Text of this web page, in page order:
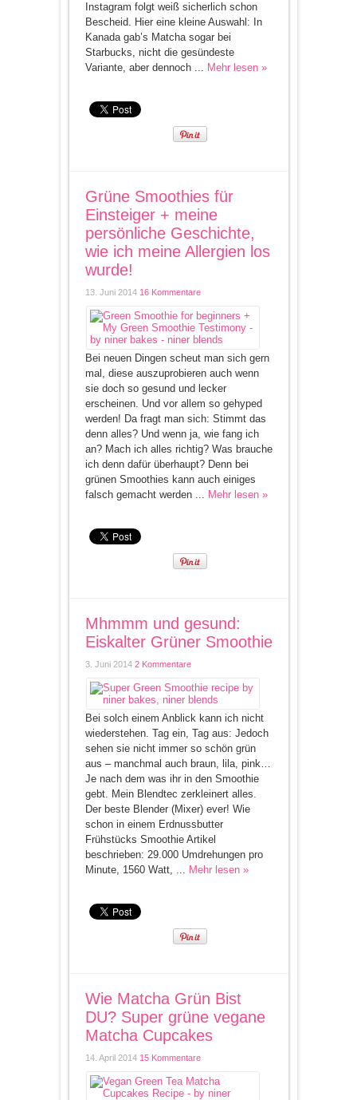
Instagram folgt weiß sicherlich schon
Bescheid. Hier eine kleine Auswahl: In
Kanada gab’s Matcha sogar bei
Starbucks, nicht die gesündeste
Variante, aber dennoch ... Mehr lesen »
Grüne Smoothies für
Einsteiger + meine
persönliche Geschichte,
wie ich meine Allergien los
wurde!
13. Juni 2014 16 Kommentare
Bei neuen Dingen scheut man sich gern
mal, diese auszuprobieren auch wenn
sie doch so gesund und lecker
erscheinen. Und vor allem so gehyped
werden! Da fragt man sich: Stimmt das
denn alles? Und wenn ja, wie fang ich
an? Mach ich alles richtig? Was brauche
ich denn dafür überhaupt? Denn bei
grünen Smoothies kann auch einiges
falsch gemacht werden ... Mehr lesen »
Mhmmm und gesund:
Eiskalter Grüner Smoothie
3. Juni 2014 2 Kommentare
Bei solch einem Anblick kann ich nicht
wiederstehen. Tag ein, Tag aus: Jedoch
sehen sie nicht immer so schön grün
aus – manchmal auch braun, lila, pink…
Je nach dem was ihr in den Smoothie
gebt. Mein Blendtec zerkleinert alles.
Der beste Blender (Mixer) ever! Wie
schon in einem Erdnussbutter
Frühstücks Smoothie Artikel
beschrieben: 29.000 Umdrehungen pro
Minute, 1560 Watt, ... Mehr lesen »
Wie Matcha Grün Bist
DU? Super grüne vegane
Matcha Cupcakes
14. April 2014 15 Kommentare